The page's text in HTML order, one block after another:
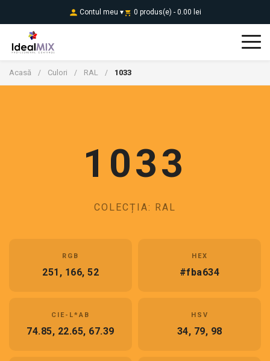
Contul meu ▾ 0 produs(e) - 0.00 lei
Acasă / Culori / RAL / 1033
1033
COLECȚIA: RAL
RGB
251, 166, 52
HEX
#fba634
CIE-L*AB
74.85, 22.65, 67.39
HSV
34, 79, 98